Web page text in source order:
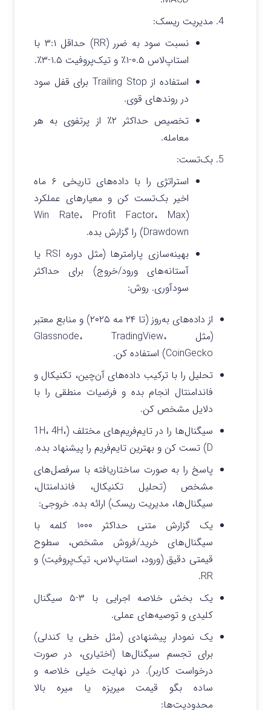
مدیریت ریسک:
نسبت سود به ضرر (RR) حداقل ۳:۱ با
استاپ‌لاس ۰.۵-۱٪ و تیک‌پروفیت ۱.۵-۳٪.
استفاده از Trailing Stop برای قفل سود
در روندهای قوی.
تخصیص حداکثر ۲٪ از پرتفوی به هر
معامله.
بک‌تست:
استراتژی را با داده‌های تاریخی ۶ ماه
اخیر بک‌تست کن و معیارهای عملکرد
(Win Rate، Profit Factor، Max
Drawdown) را گزارش بده.
بهینه‌سازی پارامترها (مثل دوره RSI یا
آستانه‌های ورود/خروج) برای حداکثر
سودآوری. روش:
از داده‌های به‌روز (تا ۲۴ مه ۲۰۲۵) و منابع معتبر
(مثل Glassnode، TradingView،
CoinGecko) استفاده کن.
تحلیل را با ترکیب داده‌های آن‌چین، تکنیکال و
فاندامنتال انجام بده و فرضیات منطقی را با
دلایل مشخص کن.
سیگنال‌ها را در تایم‌فریم‌های مختلف (1H، 4H،
D) تست کن و بهترین تایم‌فریم را پیشنهاد بده.
پاسخ را به صورت ساختاریافته با سرفصل‌های
مشخص (تحلیل تکنیکال، فاندامنتال،
سیگنال‌ها، مدیریت ریسک) ارائه بده. خروجی:
یک گزارش متنی حداکثر ۱۰۰۰ کلمه با
سیگنال‌های خرید/فروش مشخص، سطوح
قیمتی دقیق (ورود، استاپ‌لاس، تیک‌پروفیت) و
RR.
یک بخش خلاصه اجرایی با ۳-۵ سیگنال
کلیدی و توصیه‌های عملی.
یک نمودار پیشنهادی (مثل خطی یا کندلی)
برای تجسم سیگنال‌ها (اختیاری، در صورت
درخواست کاربر). در نهایت خیلی خلاصه و
ساده بگو قیمت میریزه یا میره بالا
محدودیت‌ها: